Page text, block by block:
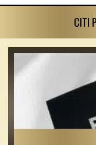
CITI